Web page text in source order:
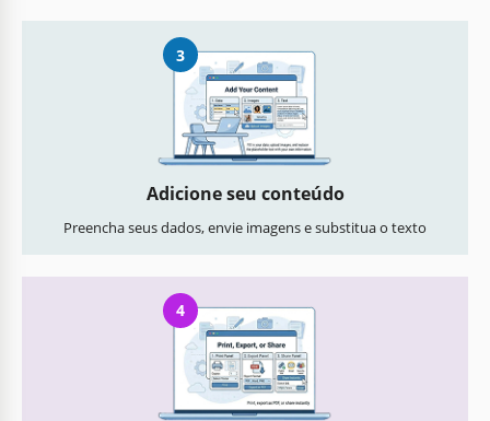
3
Adicione seu conteúdo
Preencha seus dados, envie imagens e substitua o texto
4